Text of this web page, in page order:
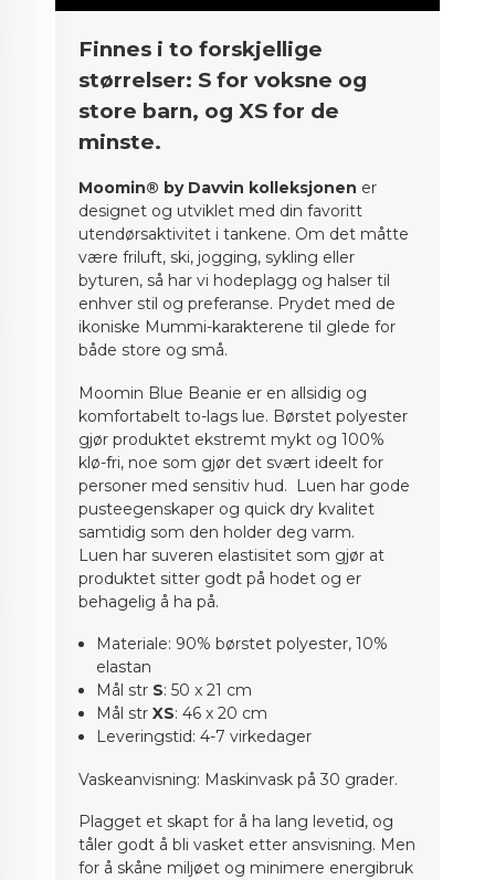
Finnes i to forskjellige
størrelser: S for voksne og
store barn, og XS for de
minste.
Moomin® by Davvin kolleksjonen er
designet og utviklet med din favoritt
utendørsaktivitet i tankene. Om det måtte
være friluft, ski, jogging, sykling eller
byturen, så har vi hodeplagg og halser til
enhver stil og preferanse. Prydet med de
ikoniske Mummi-karakterene til glede for
både store og små.
Moomin Blue Beanie er en allsidig og
komfortabelt to-lags lue. Børstet polyester
gjør produktet ekstremt mykt og 100%
klø-fri, noe som gjør det svært ideelt for
personer med sensitiv hud. Luen har gode
pusteegenskaper og quick dry kvalitet
samtidig som den holder deg varm.
Luen har suveren elastisitet som gjør at
produktet sitter godt på hodet og er
behagelig å ha på.
Materiale: 90% børstet polyester, 10%
elastan
Mål str S: 50 x 21 cm
Mål str XS: 46 x 20 cm
Leveringstid: 4-7 virkedager
Vaskeanvisning: Maskinvask på 30 grader.
Plagget et skapt for å ha lang levetid, og
tåler godt å bli vasket etter ansvisning. Men
for å skåne miljøet og minimere energibruk